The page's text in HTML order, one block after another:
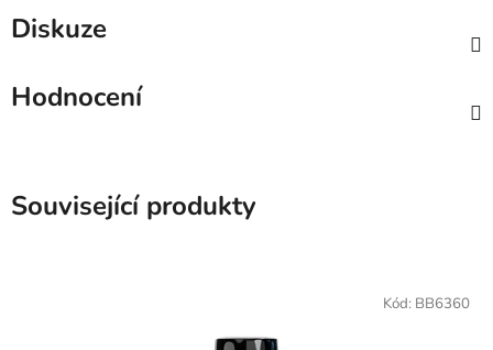
Diskuze
Hodnocení
Související produkty
Kód: BB6360